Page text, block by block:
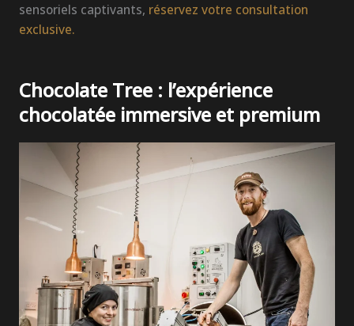
sensoriels captivants, réservez votre consultation
exclusive.
Chocolate Tree : l’expérience
chocolatée immersive et premium